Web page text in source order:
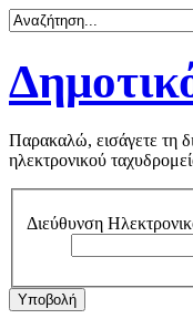
Παρακαλώ, εισάγετε τη
ηλεκτρονικού
Διεύθυνση
Υποβολή